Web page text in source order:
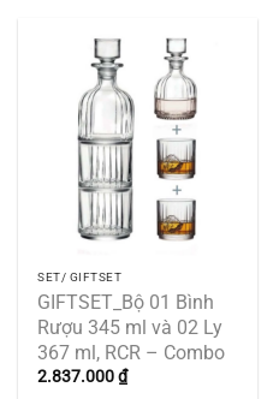
SET/ GIFTSET
GIFTSET_Bộ 01 Bình
Rượu 345 ml và 02 Ly
367 ml, RCR – Combo
2.837.000₫